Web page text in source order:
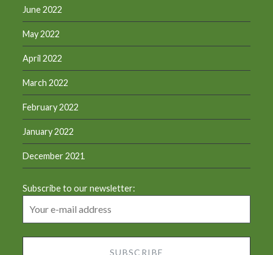
June 2022
May 2022
April 2022
March 2022
February 2022
January 2022
December 2021
Subscribe to our newsletter: